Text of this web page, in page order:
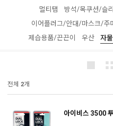
멀티탭 방석/목쿠션/슬
이어플러그/안대/마스크/주
제습용품/끈끈이
우산 자
전체 2개
아이비스 3500